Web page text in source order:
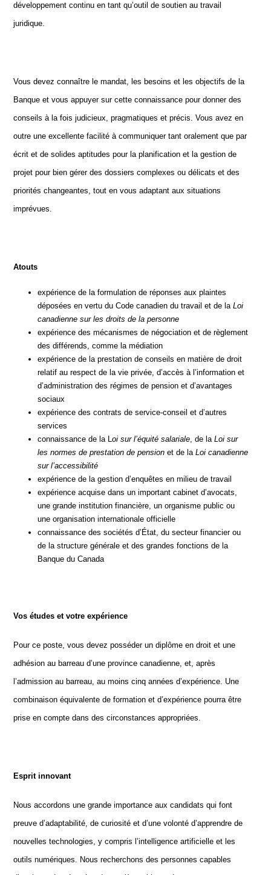
développement continu en tant qu’outil de soutien au travail
juridique.
Vous devez connaître le mandat, les besoins et les objectifs de la
Banque et vous appuyer sur cette connaissance pour donner des
conseils à la fois judicieux, pragmatiques et précis. Vous avez en
outre une excellente facilité à communiquer tant oralement que par
écrit et de solides aptitudes pour la planification et la gestion de
projet pour bien gérer des dossiers complexes ou délicats et des
priorités changeantes, tout en vous adaptant aux situations
imprévues.
Atouts
expérience de la formulation de réponses aux plaintes
déposées en vertu du Code canadien du travail et de la Loi
canadienne sur les droits de la personne
expérience des mécanismes de négociation et de règlement
des différends, comme la médiation
expérience de la prestation de conseils en matière de droit
relatif au respect de la vie privée, d’accès à l’information et
d’administration des régimes de pension et d’avantages
sociaux
expérience des contrats de service-conseil et d’autres
services
connaissance de la Loi sur l’équité salariale, de la Loi sur
les normes de prestation de pensionet de la Loi canadienne
sur l’accessibilité
expérience de la gestion d’enquêtes en milieu de travail
expérience acquise dans un important cabinet d’avocats,
une grande institution financière, un organisme public ou
une organisation internationale officielle
connaissance des sociétés d’État, du secteur financier ou
de la structure générale et des grandes fonctions de la
Banque du Canada
Vos études et votre expérience
Pour ce poste, vous devez posséder un diplôme en droit et une
adhésion au barreau d’une province canadienne, et, après
l’admission au barreau, au moins cinq années d’expérience. Une
combinaison équivalente de formation et d’expérience pourra être
prise en compte dans des circonstances appropriées.
Esprit innovant
Nous accordons une grande importance aux candidats qui font
preuve d’adaptabilité, de curiosité et d’une volonté d’apprendre de
nouvelles technologies, y compris l’intelligence artificielle et les
outils numériques. Nous recherchons des personnes capables